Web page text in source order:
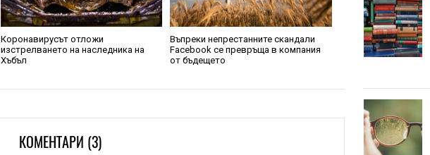
Коронавирусът отложи
изстрелването на наследника на
Хъбъл
Въпреки непрестанните скандали
Facebook се превръща в компания
от бъдещето
КОМЕНТАРИ (3)